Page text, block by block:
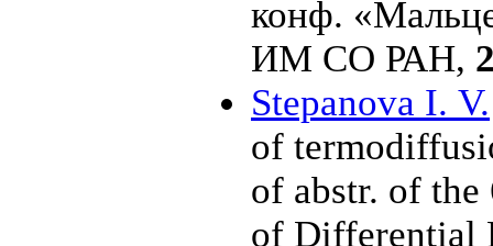
конф.
ИМ СО РАН,
Stepanova I. V.
of
of abstr. of
of Differential